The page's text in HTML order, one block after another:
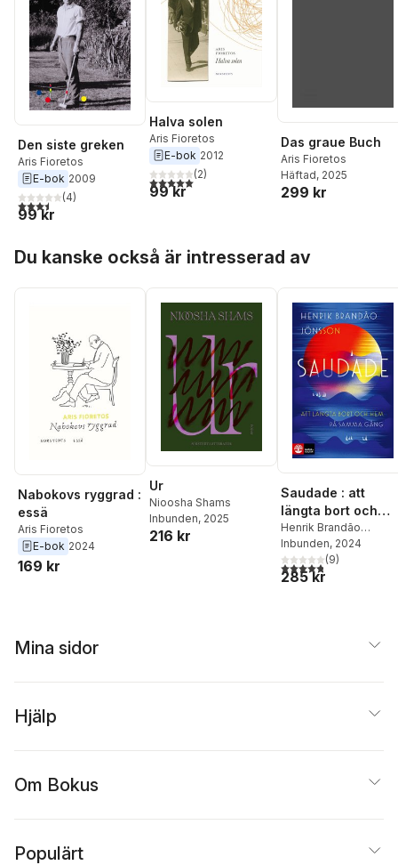
Den siste greken
Aris Fioretos
E-bok 2009
3,5utav 5 stjärnor. Totalt antal röster:
(4)
99 kr
Halva solen
Aris Fioretos
E-bok 2012
5,0utav 5 stjärnor. Totalt antal röster:
(2)
99 kr
Das graue Buch
Aris Fioretos
Häftad, 2025
299 kr
Du kanske också är intresserad av
Nabokovs ryggrad :
essä
Aris Fioretos
E-bok 2024
169 kr
Ur
Nioosha Shams
Inbunden, 2025
216 kr
Saudade : att
längta bort och
hem på samma
gång
Henrik Brandão
Jönsson
Inbunden, 2024
4,8utav 5 stjärnor.
(9)
285 kr
Mina sidor
Hjälp
Om Bokus
Populärt